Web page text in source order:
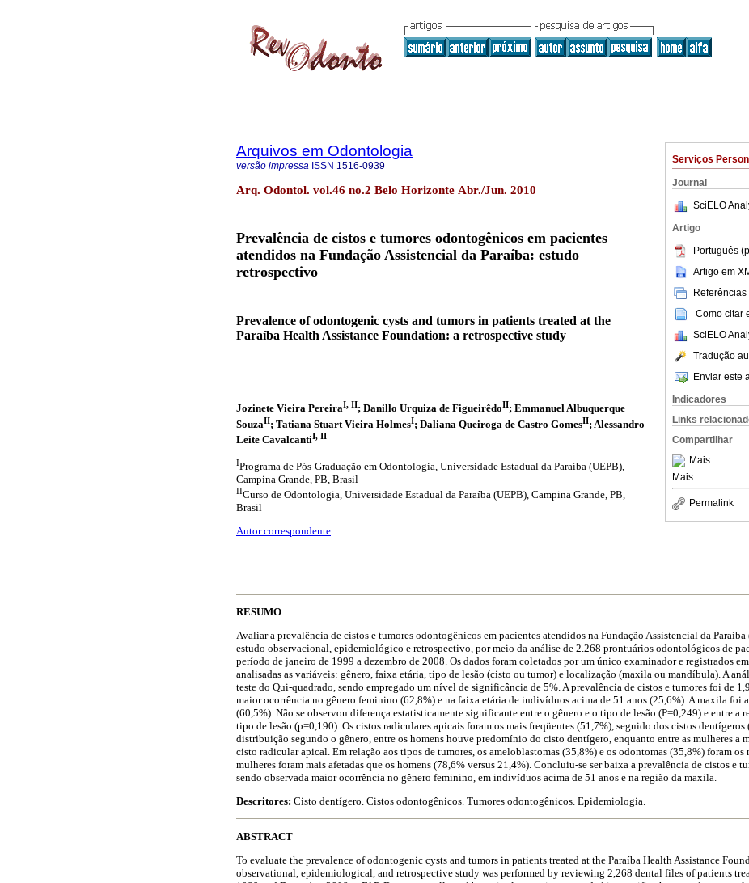
Serviços
Journal
SciELO
Artigo
Português
Artigo em
Como citar
SciELO
Tradução
Enviar este
Indicadores
Links
Compartilhar
Mais
Mais
Permalink
Arquivos em Odontologia
versão impressa ISSN 1516-0939
Arq. Odontol. vol.46 no.2 Belo Horizonte Abr./Jun. 2010
Prevalência de cistos e tumores odontogênicos em pacientes
atendidos na Fundação Assistencial da Paraíba: estudo
retrospectivo
Prevalence of odontogenic cysts and tumors in patients treated at the
Paraíba Health Assistance Foundation: a retrospective study
Jozinete Vieira PereiraI, II; Danillo Urquiza de FigueirêdoII; Emmanuel Albuquerque
SouzaII; Tatiana Stuart Vieira HolmesI; Daliana Queiroga de Castro GomesII; Alessandro
Leite CavalcantiI, II
IPrograma de Pós-Graduação em Odontologia, Universidade Estadual da Paraíba (UEPB),
Campina Grande, PB, Brasil
IICurso de Odontologia, Universidade Estadual da Paraíba (UEPB), Campina Grande, PB,
Brasil
Autor correspondente
RESUMO
Avaliar a prevalência de cistos e tumores odontogênicos em pacientes atendidos na Fundação Assistencial da
estudo observacional, epidemiológico e retrospectivo, por meio da análise de 2.268 prontuários odontológicos de
período de janeiro de 1999 a dezembro de 2008. Os dados foram coletados por um único examinador e registrados
analisadas as variáveis: gênero, faixa etária, tipo de lesão (cisto ou tumor) e localização (maxila ou mandíbula). A
teste do Qui-quadrado, sendo empregado um nível de significância de 5%. A prevalência de cistos e tumores foi de
maior ocorrência no gênero feminino (62,8%) e na faixa etária de indivíduos acima de 51 anos (25,6%). A maxila foi
(60,5%). Não se observou diferença estatisticamente significante entre o gênero e o tipo de lesão (P=0,249) e entre a
tipo de lesão (p=0,190). Os cistos radiculares apicais foram os mais freqüentes (51,7%), seguido dos cistos dentígeros
distribuição segundo o gênero, entre os homens houve predomínio do cisto dentígero, enquanto entre as mulheres a
cisto radicular apical. Em relação aos tipos de tumores, os ameloblastomas (35,8%) e os odontomas (35,8%) foram os
mulheres foram mais afetadas que os homens (78,6% versus 21,4%). Concluiu-se ser baixa a prevalência de cistos e
sendo observada maior ocorrência no gênero feminino, em indivíduos acima de 51 anos e na região da maxila.
Descritores: Cisto dentígero. Cistos odontogênicos. Tumores odontogênicos. Epidemiologia.
ABSTRACT
To evaluate the prevalence of odontogenic cysts and tumors in patients treated at the Paraíba Health Assistance
observational, epidemiological, and retrospective study was performed by reviewing 2,268 dental files of patients